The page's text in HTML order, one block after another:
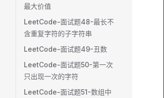
最大价值
LeetCode-面试题48-最长不
含重复字符的子字符串
LeetCode-面试题49-丑数
LeetCode-面试题50-第一次
只出现一次的字符
LeetCode-面试题51-数组中